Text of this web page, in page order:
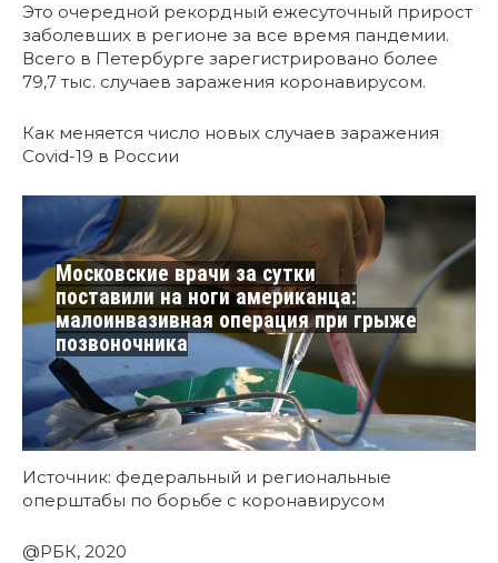
Это очередной рекордный ежесуточный прирост
заболевших в регионе за все время пандемии.
Всего в Петербурге зарегистрировано более
79,7 тыс. случаев заражения коронавирусом.
Как меняется число новых случаев заражения
Covid-19 в России
Московские врачи за сутки
поставили на ноги американца:
малоинвазивная операция при грыже
позвоночника
Источник: федеральный и региональные
оперштабы по борьбе с коронавирусом
@РБК, 2020